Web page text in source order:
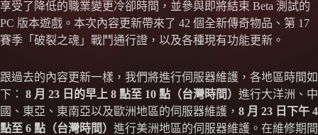
享受了降低的職業變更冷卻時間，並參與即將結束 Beta 測試的
PC 版本遊戲。本次內容更新帶來了 42 個全新傳奇物品、第 17
賽季「破裂之魂」戰鬥通行證，以及各種現有功能更新。
跟過去的內容更新一樣，我們將進行伺服器維護，各地區時間如
下： 8 月 23 日的早上 8 點至 10 點（台灣時間） 進行大洋洲、中
國、東亞、東南亞以及歐洲地區的伺服器維護， 8 月 23 日下午 4
點至 6 點（台灣時間） 進行美洲地區的伺服器維護。在維修期間